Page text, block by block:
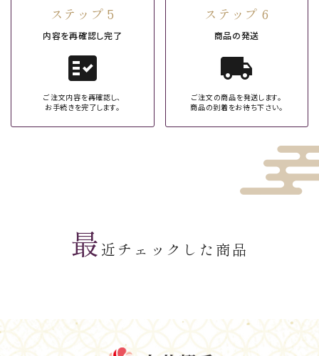
ステップ 5
内容を再確認し完了
fact_check
ご注文内容を再確認し、
お手続きを完了します。
ステップ 6
商品の発送
local_shipping
ご注文の商品を発送します。
商品の到着をお待ち下さい。
最 近チェックした商品